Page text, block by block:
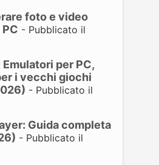
foto e video
- Pubblicato il
per PC,
i vecchi giochi
- Pubblicato il
Guida completa
- Pubblicato il